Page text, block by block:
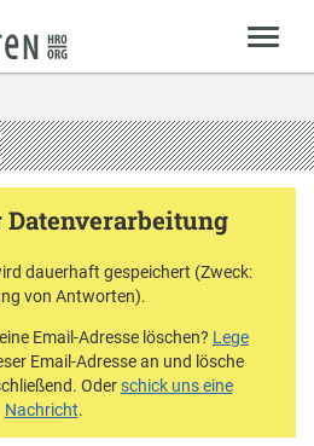
dauerhaft gespeichert (Zweck:
von Antworten).
Email-Adresse löschen? Lege
Email-Adresse an und lösche
Oderschick uns eine
Nachricht.